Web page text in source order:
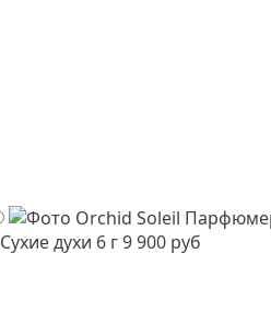
Сухие духи 6 г9 900 руб